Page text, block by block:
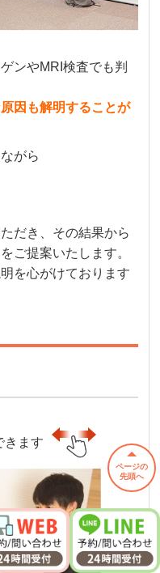
ンやMRI検査でも判
因も解明することが
がら
だき、その結果から
ご提案いたします。
を心がけております
きます
ページの
先頭へ